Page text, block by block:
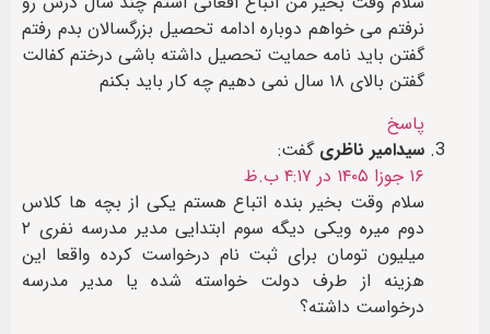
نرفتم می خواهم دوباره ادامه تحصیل بزرگسالان بدم رفتم
گفتن باید نامه حمایت تحصیل داشته باشی درختم کفالت
گفتن بالای ۱۸ سال نمی دهیم چه کار باید بکنم
پاسخ
سیدامیر ناظری گفت:
۱۶ جوزا ۱۴۰۵ در ۴:۱۷ ب.ظ
سلام وقت بخیر بنده اتباع هستم یکی از بچه ها کلاس
دوم میره ویکی دیگه سوم ابتدایی مدیر مدرسه نفری ۲
میلیون تومان برای ثبت نام درخواست کرده واقعا این
هزینه از طرف دولت خواسته شده یا مدیر مدرسه
درخواست داشته؟